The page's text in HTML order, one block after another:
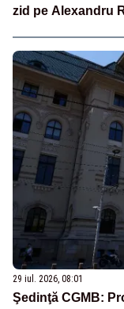
zid pe Alexandru
29 iul. 2026, 08:01
Şedinţă CGMB: